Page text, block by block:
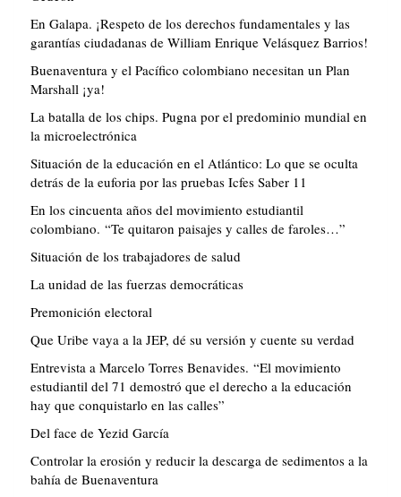
En Galapa. ¡Respeto de los derechos fundamentales y las
garantías ciudadanas de William Enrique Velásquez Barrios!
Buenaventura y el Pacífico colombiano necesitan un Plan
Marshall ¡ya!
La batalla de los chips. Pugna por el predominio mundial en
la microelectrónica
Situación de la educación en el Atlántico: Lo que se oculta
detrás de la euforia por las pruebas Icfes Saber 11
En los cincuenta años del movimiento estudiantil
colombiano. “Te quitaron paisajes y calles de faroles…”
Situación de los trabajadores de salud
La unidad de las fuerzas democráticas
Premonición electoral
Que Uribe vaya a la JEP, dé su versión y cuente su verdad
Entrevista a Marcelo Torres Benavides. “El movimiento
estudiantil del 71 demostró que el derecho a la educación
hay que conquistarlo en las calles”
Del face de Yezid García
Controlar la erosión y reducir la descarga de sedimentos a la
bahía de Buenaventura